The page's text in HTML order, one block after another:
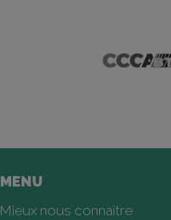
MENU
Mieux nous connaître